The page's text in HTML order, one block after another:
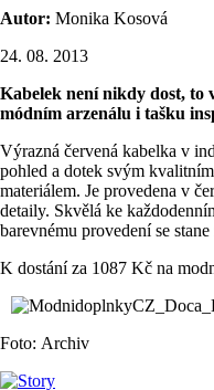
Autor: Monika Kosová
24. 08. 2013
Kabelek není nikdy dost, to
módním arzenálu i tašku
Výrazná červená kabelka v
pohled a dotek svým
materiálem. Je provedena v
detaily. Skvělá ke
barevnému provedení se
K dostání za 1087 Kč na
Foto: Archiv